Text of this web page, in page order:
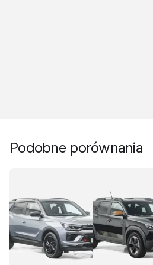
Podobne porównania